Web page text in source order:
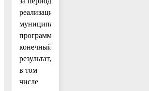
реализации
муниципальной
программы
конечный
результат,
в том
числе